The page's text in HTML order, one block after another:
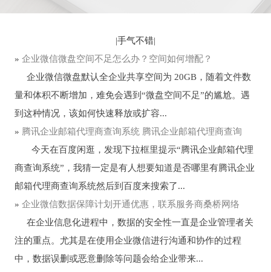
|手气不错|
» 企业微信微盘空间不足怎么办？空间如何增配？
企业微信微盘默认全企业共享空间为 20GB，随着文件数
量和体积不断增加，难免会遇到“微盘空间不足”的尴尬。遇
到这种情况，该如何快速释放或扩容...
» 腾讯企业邮箱代理商查询系统 腾讯企业邮箱代理商查询
今天在百度闲逛，发现下拉框里提示“腾讯企业邮箱代理
商查询系统”，我猜一定是有人想要知道是否哪里有腾讯企业
邮箱代理商查询系统然后到百度来搜索了...
» 企业微信数据保障计划开通优惠，联系服务商桑桥网络
在企业信息化进程中，数据的安全性一直是企业管理者关
注的重点。尤其是在使用企业微信进行沟通和协作的过程
中，数据误删或恶意删除等问题会给企业带来...